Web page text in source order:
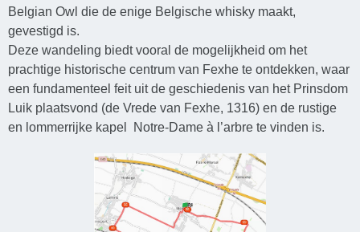
Belgian Owl die de enige Belgische whisky maakt,
gevestigd is.
Deze wandeling biedt vooral de mogelijkheid om het
prachtige historische centrum van Fexhe te ontdekken, waar
een fundamenteel feit uit de geschiedenis van het Prinsdom
Luik plaatsvond (de Vrede van Fexhe, 1316) en de rustige
en lommerrijke kapel Notre-Dame à l’arbre te vinden is.